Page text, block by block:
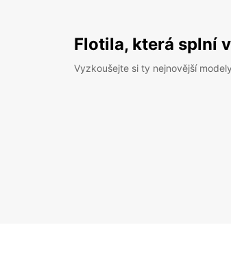
Flotila, která splní
Vyzkoušejte si ty nejnovější